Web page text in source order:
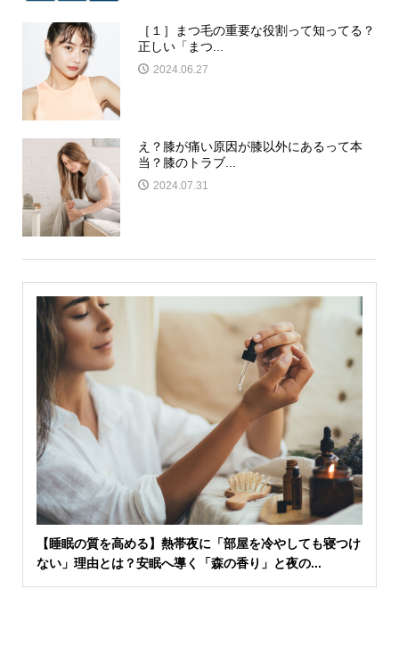
［１］まつ毛の重要な役割って知ってる？
正しい「まつ...
2024.06.27
え？膝が痛い原因が膝以外にあるって本
当？膝のトラブ...
2024.07.31
【睡眠の質を高める】熱帯夜に「部屋を冷やしても寝つけ
ない」理由とは？安眠へ導く「森の香り」と夜の...